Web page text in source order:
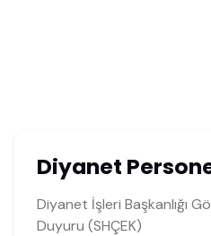
Diyanet
Diyanet İşleri Başkanlığı
Duyuru (SHÇEK)